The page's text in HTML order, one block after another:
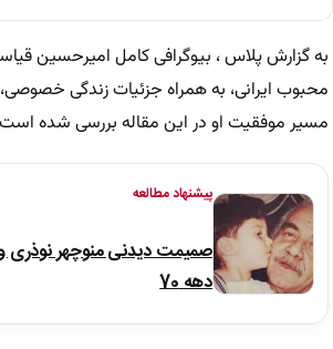
به گزارش پلاس ، بیوگرافی کامل امیرحسین
محبوب ایرانی، به همراه جزئیات زندگی
مسیر موفقیت او در این مقاله بررسی شده
پیشنهاد مطالعه
صمیمت دیدنی منوچهر نوذری
دهه 70